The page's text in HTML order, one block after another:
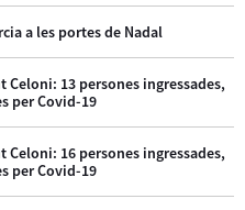
a les portes de Nadal
13 persones ingressades,
per Covid-19
16 persones ingressades,
per Covid-19